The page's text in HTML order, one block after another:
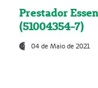
Prestador
(51004354-7)
04 de Maio de 2021